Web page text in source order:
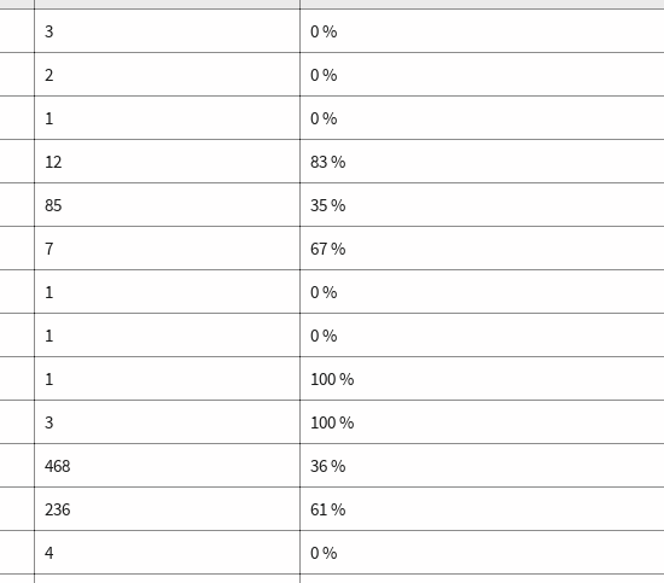
3 0 %
2 0 %
1 0 %
12 83 %
85 35 %
7 67 %
1 0 %
1 0 %
1 100 %
3 100 %
468 36 %
236 61 %
4 0 %